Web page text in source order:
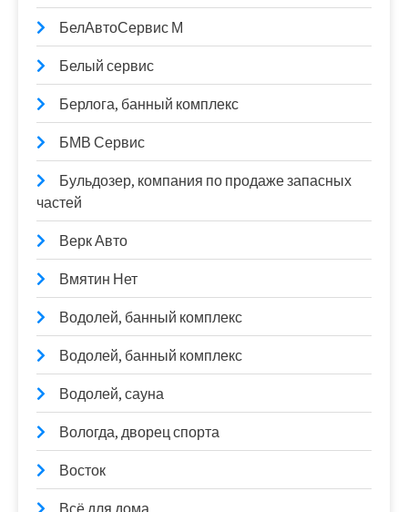
БелАвтоСервис М
Белый сервис
Берлога, банный комплекс
БМВ Сервис
Бульдозер, компания по продаже запасных
частей
Верк Авто
Вмятин Нет
Водолей, банный комплекс
Водолей, банный комплекс
Водолей, сауна
Вологда, дворец спорта
Восток